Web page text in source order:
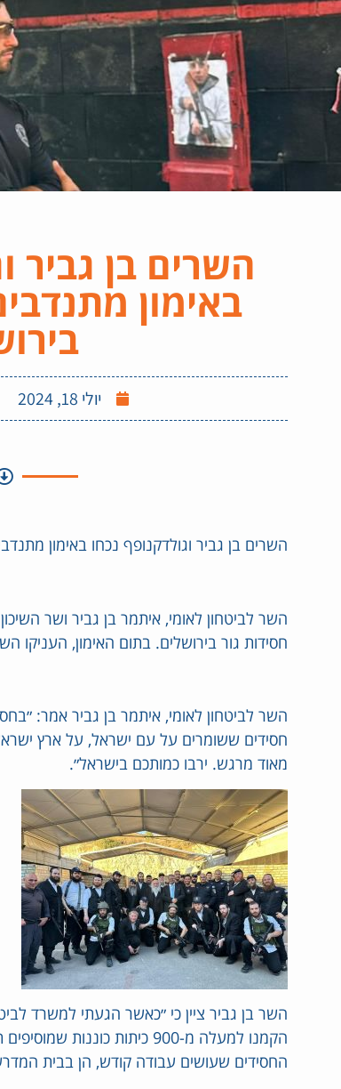
השרים בן גביר
באימון
יולי 18, 2024
השרים בן גביר וגולדקנופף נכחו באימון
השר לביטחון לאומי, איתמר בן גביר ושר
חסידות גור בירושלים. בתום האימון, העניקו
השר לביטחון לאומי, איתמר בן גביר אמר:
חסידים ששומרים על עם ישראל, על ארץ
מאוד מרגש. ירבו כמותכם בישראל״.
הקמנו למעלה מ-900 כיתות
החסידים שעושים עבודה קודש, הן בבית